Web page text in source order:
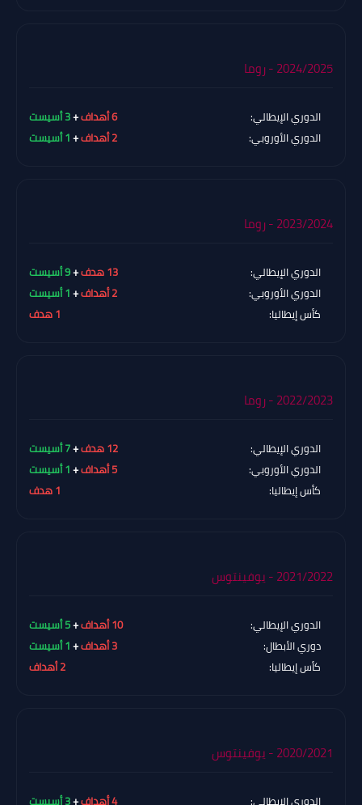
2024/2025 - روما
الدوري الإيطالي: +3 أسيست
الدوري الأوروبي:
+1 أسيست
2023/2024 - روما
الدوري الإيطالي: +9 أسيست
الدوري الأوروبي:
+1 أسيست
كأس إيطاليا:
2022/2023 - روما
الدوري الإيطالي: +7 أسيست
الدوري الأوروبي:
+1 أسيست
كأس إيطاليا:
2021/2022 - يوفينتوس
الدوري الإيطالي: +5 أسيست
دوري الأبطال:
+1 أسيست
كأس إيطاليا:
2020/2021 - يوفينتوس
الدوري الإيطالي: +3 أسيست